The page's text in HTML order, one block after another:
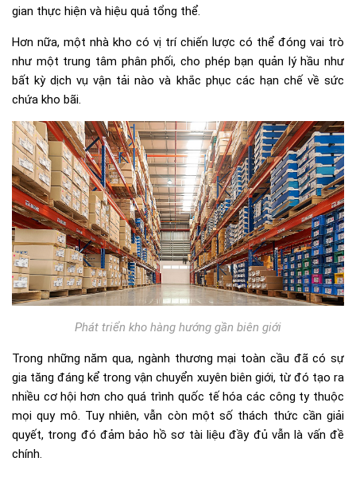
gian thực hiện và hiệu quả tổng thể.
Hơn nữa, một nhà kho có vị trí chiến lược có thể đóng vai trò
như một trung tâm phân phối, cho phép bạn quản lý hầu như
bất kỳ dịch vụ vận tải nào và khắc phục các hạn chế về sức
chứa kho bãi.
Phát triển kho hàng hướng gần biên giới
Trong những năm qua, ngành thương mại toàn cầu đã có sự
gia tăng đáng kể trong vận chuyển xuyên biên giới, từ đó tạo ra
nhiều cơ hội hơn cho quá trình quốc tế hóa các công ty thuộc
mọi quy mô. Tuy nhiên, vẫn còn một số thách thức cần giải
quyết, trong đó đảm bảo hồ sơ tài liệu đầy đủ vẫn là vấn đề
chính.